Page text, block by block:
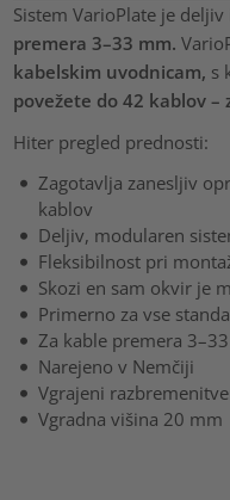
Sistem VarioPlate je
premera 3–33 mm.
kabelskim uvodnicam, s
povežete do 42 kablov
Hiter pregled prednosti:
Zagotavlja zanesljiv
kablov
Deljiv, modularen
Fleksibilnost pri
Skozi en sam okvir je
Primerno za vse
Za kable premera
Narejeno v Nemčiji
Vgrajeni
Vgradna višina 20 mm